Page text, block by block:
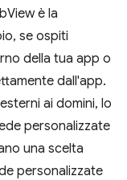
è la
se ospiti
della tua app o
dall'app.
ai domini, lo
personalizzate
una scelta
personalizzate